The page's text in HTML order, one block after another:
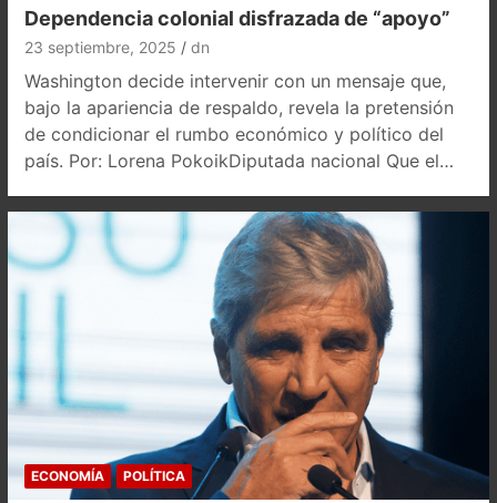
Dependencia colonial disfrazada de “apoyo”
23 septiembre, 2025 dn
Washington decide intervenir con un mensaje que,
bajo la apariencia de respaldo, revela la pretensión
de condicionar el rumbo económico y político del
país. Por: Lorena PokoikDiputada nacional Que el…
ECONOMÍA POLÍTICA